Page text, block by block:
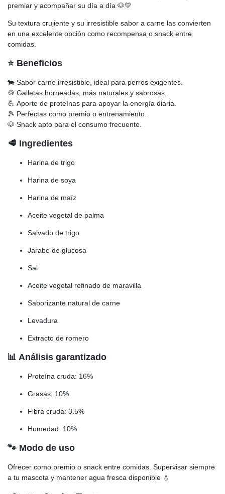
premiar y acompañar su día a día 🐶💛
Su textura crujiente y su irresistible sabor a carne las convierten
en una excelente opción como recompensa o snack entre
comidas.
⭐ Beneficios
🐄 Sabor carne irresistible, ideal para perros exigentes.
🍪 Galletas horneadas, más naturales y sabrosas.
💪 Aporte de proteínas para apoyar la energía diaria.
🎾 Perfectas como premio o entrenamiento.
🐶 Snack apto para el consumo frecuente.
🥩 Ingredientes
Harina de trigo
Harina de soya
Harina de maíz
Aceite vegetal de palma
Salvado de trigo
Jarabe de glucosa
Sal
Aceite vegetal refinado de maravilla
Saborizante natural de carne
Levadura
Extracto de romero
📊 Análisis garantizado
Proteína cruda: 16%
Grasas: 10%
Fibra cruda: 3.5%
Humedad: 10%
🐾 Modo de uso
Ofrecer como premio o snack entre comidas. Supervisar siempre
a tu mascota y mantener agua fresca disponible 💧